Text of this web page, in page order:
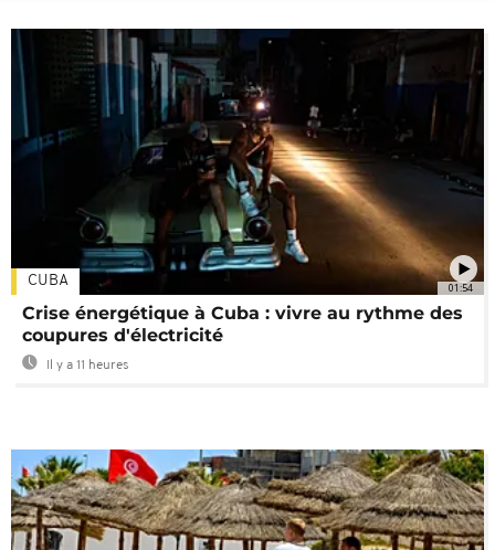
01:54
CUBA
Crise énergétique à Cuba : vivre au rythme des
coupures d'électricité
Il y a 11 heures